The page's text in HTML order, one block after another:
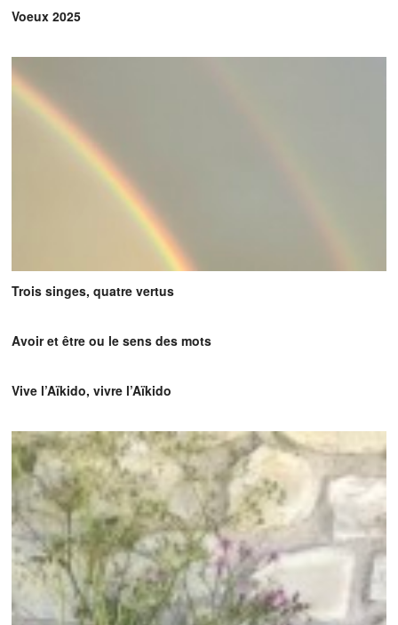
Voeux 2025
Trois singes, quatre vertus
Avoir et être ou le sens des mots
Vive l’Aïkido, vivre l’Aïkido